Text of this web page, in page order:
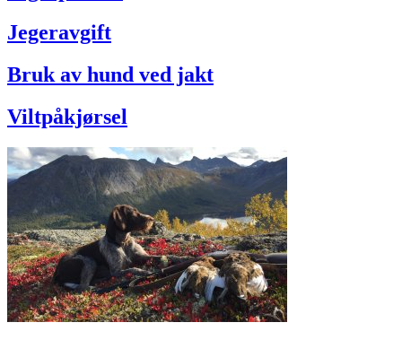
Jegeravgift
Bruk av hund ved jakt
Viltpåkjørsel